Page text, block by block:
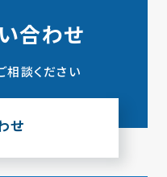
合わせ
相談ください
せ